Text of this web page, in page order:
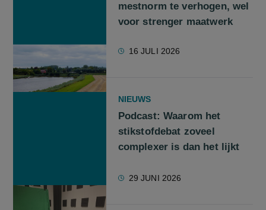
mestnorm te verhogen, wel
voor strenger maatwerk
16 JULI 2026
NIEUWS
Podcast: Waarom het
stikstofdebat zoveel
complexer is dan het lijkt
29 JUNI 2026